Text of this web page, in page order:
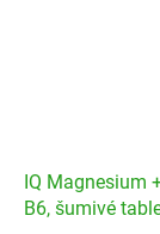
IQ Magnesium
B6, šumivé